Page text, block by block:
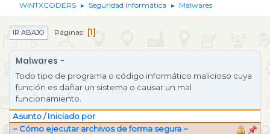
WINTXCODERS ► Seguridad informática ► Malwares
IR ABAJO Páginas 1
Malwares
Todo tipo de programa o código informático malicioso cuya
función es dañar un sistema o causar un mal
funcionamiento.
Asunto/Iniciado por
~ Cómo ejecutar archivos de forma segura ~